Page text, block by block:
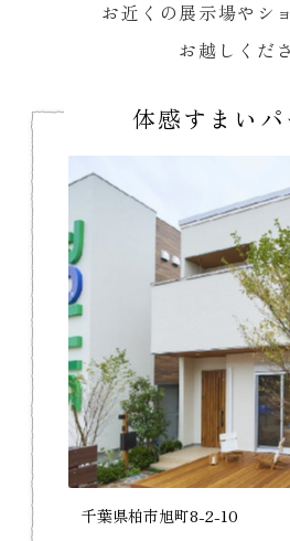
お近くの展示場やシ
お越しくだ
体感すまい
千葉県柏市旭町8-2-10